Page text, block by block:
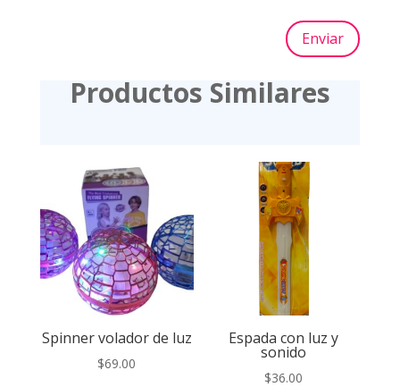
Enviar
Productos Similares
Spinner volador de luz
$69.00
Espada con luz y
sonido
$36.00